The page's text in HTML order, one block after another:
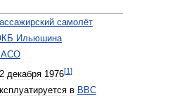
самолёт
Ильюшина
декабря 1976[1]
в ВВС